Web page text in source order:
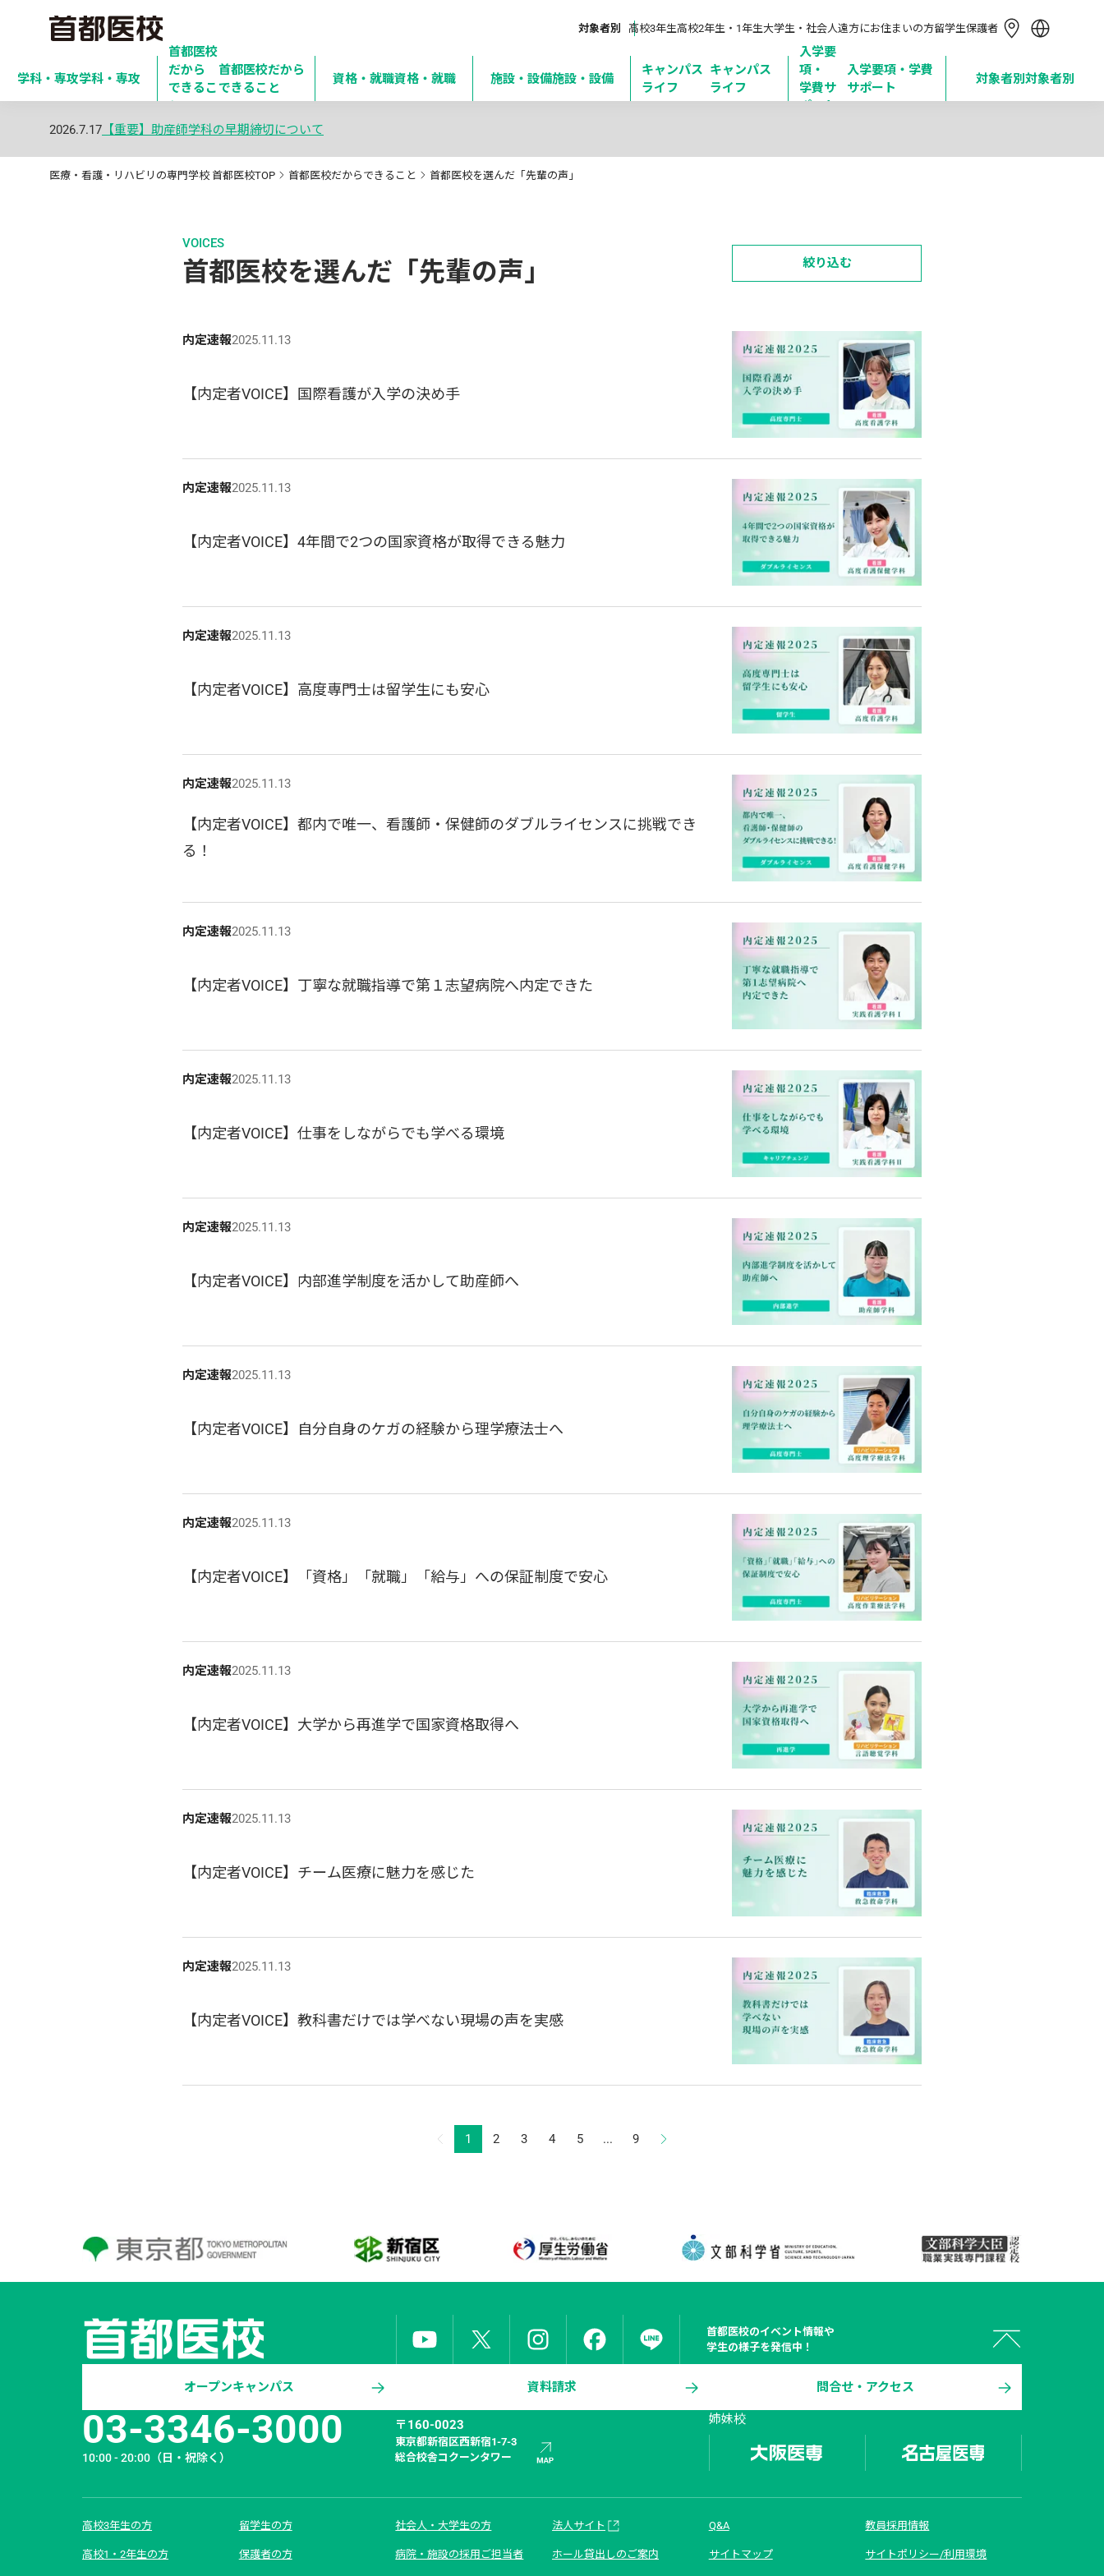
対象者別 高校3年生高校2年生・1年生大学生・社会人遠方にお住まいの方留学生保護者
简体中文
繁體中文
Tiếng Việt
Bahasa Indonesia
学科・専攻学科・専攻
首都医校
だから
できるこ
と
首都医校だから
できること
資格・就職資格・就職 施設・設備施設・設備
キャンパス
ライフ
キャンパス
ライフ
入学要
項・
学費サ
ポート
入学要項・学費
サポート
対象者別 対象者別
2026.7.17 【重要】助産師学科の早期締切について
医療・看護・リハビリの専門学校 首都医校TOP 首都医校だからできること 首都医校を選んだ「先輩の声」
VOICES
首都医校を選んだ「先輩の声」 絞り込む
内定速報2025.11.13
【内定者VOICE】国際看護が入学の決め手
内定速報2025.11.13
【内定者VOICE】4年間で2つの国家資格が取得できる魅力
内定速報2025.11.13
【内定者VOICE】高度専門士は留学生にも安心
内定速報2025.11.13
【内定者VOICE】都内で唯一、看護師・保健師のダブルライセンスに挑戦でき
る！
内定速報2025.11.13
【内定者VOICE】丁寧な就職指導で第１志望病院へ内定できた
内定速報2025.11.13
【内定者VOICE】仕事をしながらでも学べる環境
内定速報2025.11.13
【内定者VOICE】内部進学制度を活かして助産師へ
内定速報2025.11.13
【内定者VOICE】自分自身のケガの経験から理学療法士へ
内定速報2025.11.13
【内定者VOICE】「資格」「就職」「給与」への保証制度で安心
内定速報2025.11.13
【内定者VOICE】大学から再進学で国家資格取得へ
内定速報2025.11.13
【内定者VOICE】チーム医療に魅力を感じた
内定速報2025.11.13
【内定者VOICE】教科書だけでは学べない現場の声を実感
1 2 3 4 5 ... 9
首都医校のイベント情報や
学生の様子を発信中！
オープンキャンパス 資料請求 問合せ・アクセス
03-3346-3000
10:00 - 20:00 （日・祝除く）
〒160-0023
東京都新宿区西新宿1-7-3
総合校舎コクーンタワー
姉妹校
高校3年生の方
高校1・2年生の方
留学生の方
保護者の方
社会人・大学生の方
病院・施設の採用ご担当者
法人サイト
ホール貸出しのご案内
Q&A
サイトマップ
教員採用情報
サイトポリシー/利用環境